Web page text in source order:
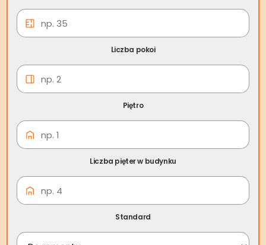
Liczba pokoi
Piętro
Liczba pięter w budynku
Standard